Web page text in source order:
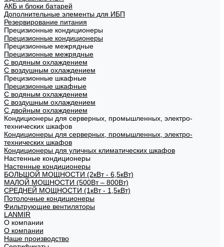
АКБ и блоки батарей
Дополнительные элементы для ИБП
Резервирование питания
Прецизионные кондиционеры
Прецизионные кондиционеры
Прецизионные межрядные
Прецизионные межрядные
С водяным охлаждением
С воздушным охлаждением
Прецизионные шкафные
Прецизионные шкафные
С водяным охлаждением
С воздушным охлаждением
С двойным охлаждением
Кондиционеры для серверных, промышленных, электро-
технических шкафов
Кондиционеры для серверных, промышленных, электро-
технических шкафов
Кондиционеры для уличных климатических шкафов
Настенные кондиционеры
Настенные кондиционеры
БОЛЬШОЙ МОЩНОСТИ (2кВт - 6,5кВт)
МАЛОЙ МОЩНОСТИ (500Вт – 800Вт)
СРЕДНЕЙ МОЩНОСТИ (1кВт - 1,5кВт)
Потолочные кондиционеры
Фильтрующие вентиляторы
LANMIR
О компании
О компании
Наше производство